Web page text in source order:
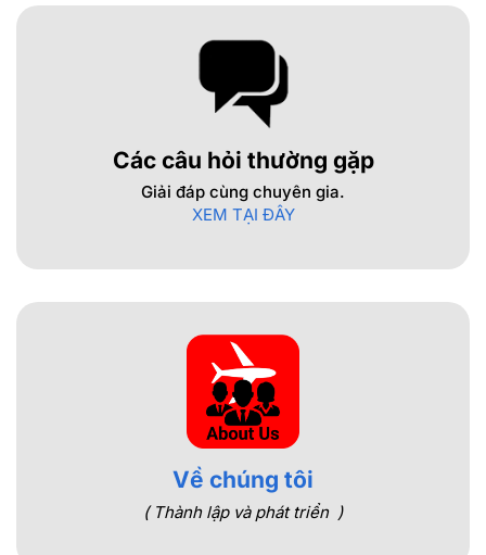
Các câu hỏi thường gặp
Giải đáp cùng chuyên gia.
XEM TẠI ĐÂY
Về chúng tôi
( Thành lập và phát triển )